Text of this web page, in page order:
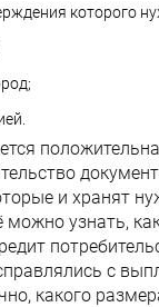
которого
и хранят
можно узнать,
с
какого